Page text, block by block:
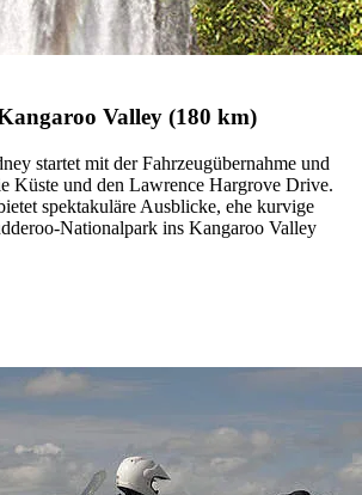
Valley (180 km)
startet mit der Fahrzeugübernahme und
Küste und den Lawrence Hargrove Drive.
spektakuläre Ausblicke, ehe kurvige
Nationalpark ins Kangaroo Valley